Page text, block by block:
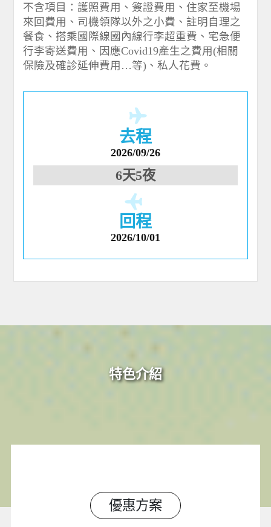
不含項目：護照費用、簽證費用、住家至機場
來回費用、司機領隊以外之小費、註明自理之
餐食、搭乘國際線國內線行李超重費、宅急便
行李寄送費用、因應Covid19產生之費用(相關
保險及確診延伸費用…等)、私人花費。
去程
2026/09/26
6天5夜
回程
2026/10/01
特色介紹
優惠方案